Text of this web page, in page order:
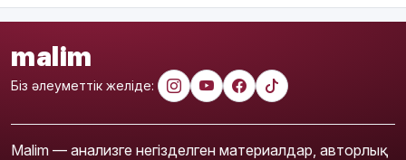
malim
Біз әлеуметтік желіде:
Malim — анализге негізделген материалдар, авторлық